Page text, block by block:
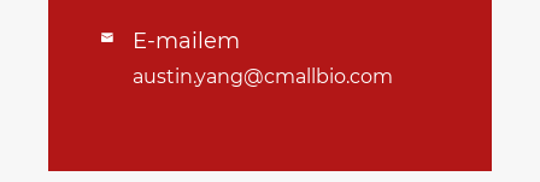
 E-mailem
austin.yang@cmallbio.com